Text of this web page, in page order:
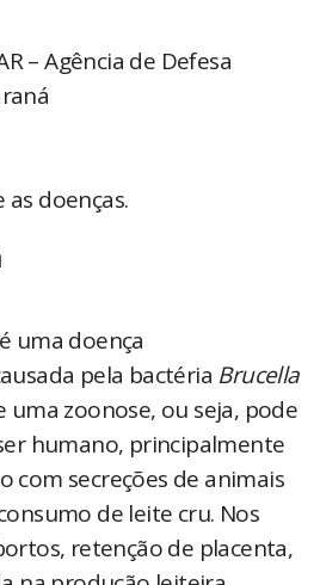
– Agência de Defesa
doenças.
uma doença
pela bactéria Brucella
uma zoonose, ou seja, pode
humano, principalmente
com secreções de animais
de leite cru. Nos
retenção de placenta,